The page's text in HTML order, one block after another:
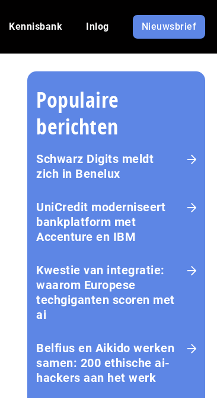
Kennisbank Inlog Nieuwsbrief
Populaire
berichten
Schwarz Digits meldt
zich in Benelux
UniCredit moderniseert
bankplatform met
Accenture en IBM
Kwestie van integratie:
waarom Europese
techgiganten scoren met
ai
Belfius en Aikido werken
samen: 200 ethische ai-
hackers aan het werk